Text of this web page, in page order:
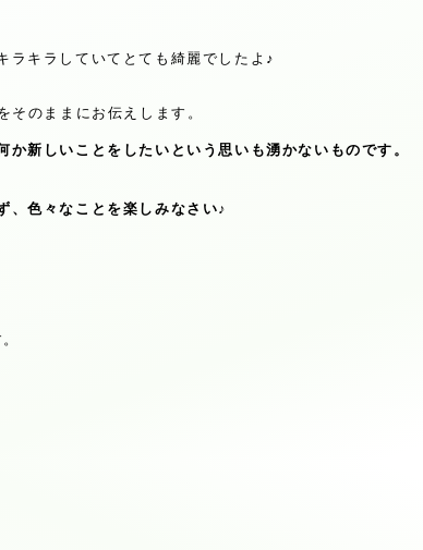
ラキラしていてとても綺麗でしたよ ♪
そのままにお伝えします。
新しいことをしたいという思いも湧かないものです。
、色々なことを楽しみなさい♪